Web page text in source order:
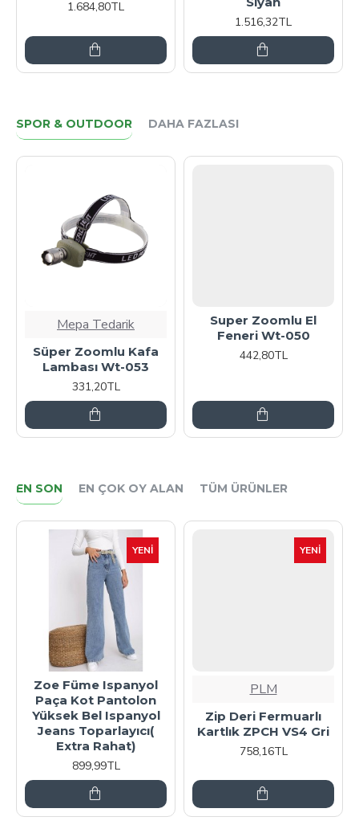
1.684,80TL
1.516,32TL
SPOR & OUTDOOR DAHA FAZLASI
Mepa Tedarik
Süper Zoomlu Kafa
Lambası Wt-053
331,20TL
Super Zoomlu El
Feneri Wt-050
442,80TL
EN SON EN ÇOK OY ALAN TÜM ÜRÜNLER
YENI
Zoe Füme Ispanyol
Paça Kot Pantolon
Yüksek Bel Ispanyol
Jeans Toparlayıcı(
Extra Rahat)
899,99TL
YENI
PLM
Zip Deri Fermuarlı
Kartlık ZPCH VS4 Gri
758,16TL